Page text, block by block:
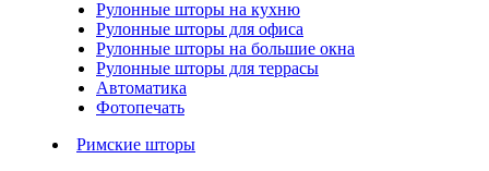
Рулонные шторы на кухню
Рулонные шторы для офиса
Рулонные шторы на большие окна
Рулонные шторы для террасы
Автоматика
Фотопечать
Римские шторы